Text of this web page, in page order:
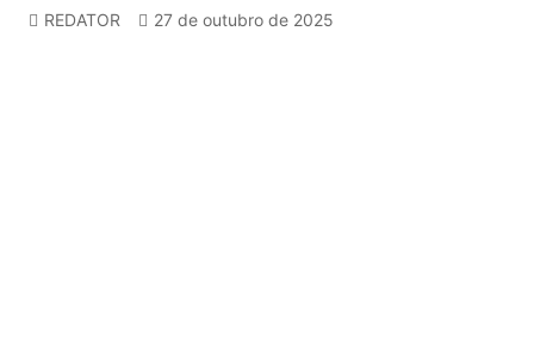
REDATOR 27 de outubro de 2025